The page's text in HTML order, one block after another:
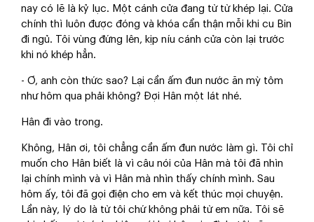
nay có lẽ là kỷ lục. Một cánh cửa đang từ từ khép lại. Cửa
chính thì luôn được đóng và khóa cẩn thận mỗi khi cu Bin
đi ngủ. Tôi vùng đứng lên, kịp níu cánh cửa còn lại trước
khi nó khép hẳn.
- Ơ, anh còn thức sao? Lại cần ấm đun nước ăn mỳ tôm
như hôm qua phải không? Đợi Hân một lát nhé.
Hân đi vào trong.
Không, Hân ơi, tôi chẳng cần ấm đun nước làm gì. Tôi chỉ
muốn cho Hân biết là vì câu nói của Hân mà tôi đã nhìn
lại chính mình và vì Hân mà nhìn thấy chính mình. Sau
hôm ấy, tôi đã gọi điện cho em và kết thúc mọi chuyện.
Lần này, lý do là từ tôi chứ không phải từ em nữa. Tôi sẽ